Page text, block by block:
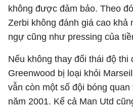
không được đảm bảo. Theo
Zerbi không đánh giá cao khả
ngự cũng như pressing của
Nếu không thay đổi thái độ thi
Greenwood bị loại khỏi
vẫn còn một số đội bóng
năm 2001. Kể cả Man Utd